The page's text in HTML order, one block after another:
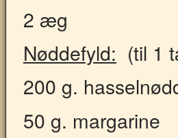
2 æg
Nøddefyld: (til 1
200 g.
50 g. margarine